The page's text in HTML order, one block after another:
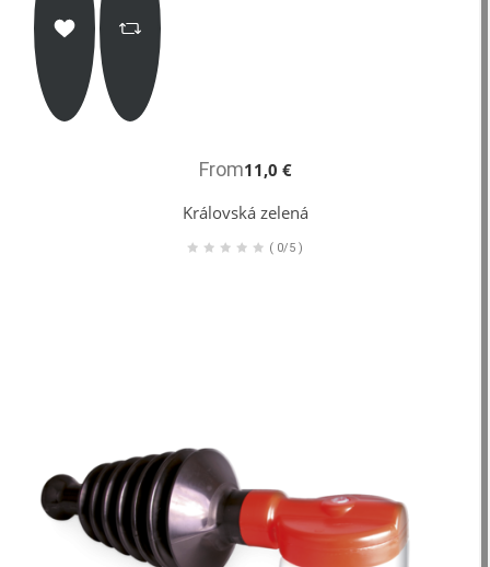
Královská zelená
From11,0 €
( 0/5 )